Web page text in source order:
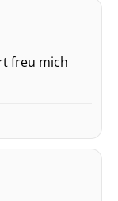
freu mich